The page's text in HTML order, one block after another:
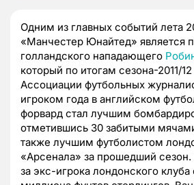
Одним из главных событий лета
«Манчестер Юнайтед» является
голландского нападающего
который по итогам сезона-2011/
Ассоциации футбольных
игроком года в английском
форвард стал лучшим
отметившись 30 забитыми
также лучшим футболистом
«Арсенала» за прошедший
за экс-игрока лондонского клуба